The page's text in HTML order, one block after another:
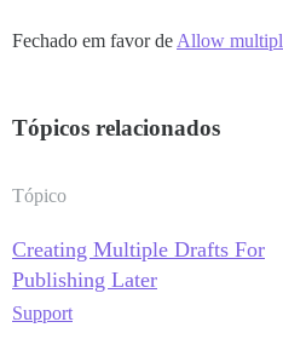
Fechado em favor de Allow
Tópicos relacionados
Tópico
Creating Multiple Drafts For
Publishing Later
Support